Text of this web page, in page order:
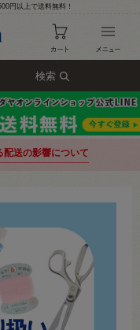
円以上で送料無料！
検索
配送の影響について